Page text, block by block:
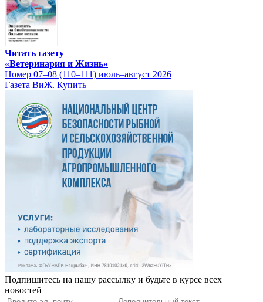
Читать газету
«Ветеринария и Жизнь»
Номер 07–08 (110–111) июль–август 2026
Газета ВиЖ. Купить
Подпишитесь на нашу рассылку и будьте в курсе всех
новостей